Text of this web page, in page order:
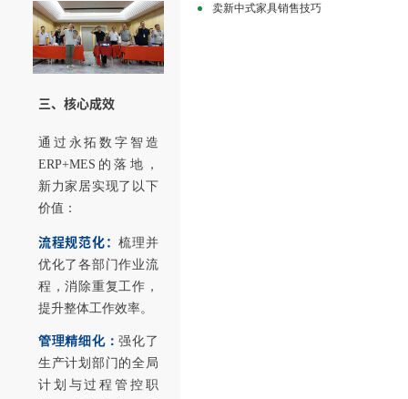
三、核心成效
通过永拓数字智造
ERP+MES的落地，
新力家居实现了以下
价值：
流程规范化：梳理并
优化了各部门作业流
程，消除重复工作，
提升整体工作效率。
管理精细化：强化了
生产计划部门的全局
计划与过程管控职
卖新中式家具销售技巧